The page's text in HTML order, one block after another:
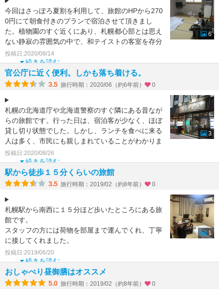
今回はさっぽろ夏割を利用して、旅館のHPから270
0円にて朝食付きのプランで宿泊させて頂きまし
た。植物園のすぐ近くにあり、札幌都心部とは思え
ない静寂の雰囲気の中で、和テイストの客室を存分
に楽しめますの
続きを読む
投稿日:2020/08/14
6
官公庁に近く便利。しかも落ち着ける。
3.5 旅行時期：2020/06（約6年前） 0
札幌の北海道庁や北海道警察のすぐ隣にある昔なが
らの旅館です。行った日は、宿泊客が少なく、ほぼ
貸し切り状態でした。しかし、ランチを食べに来る
人は多く、市民にも親しまれていることがわかりま
す。外に出るのが
続きを読む
投稿日:2020/08/26
3
駅から徒歩１５分くらいの旅館
3.5 旅行時期：2019/02（約8年前） 0
札幌駅から南西に１５分ほど歩いたところにある旅
館です。
スタッフの方には荷物を部屋まで運んでくれ、丁寧
に接してくれました。
老舗旅館のようで、建て付けは古い感じで、
鍵は昔ながらのスティック状の
続きを読む
投稿日:2019/06/20
1
おしゃべり昼御膳はオススメ
5.0 旅行時期：2019/02（約8年前） 0